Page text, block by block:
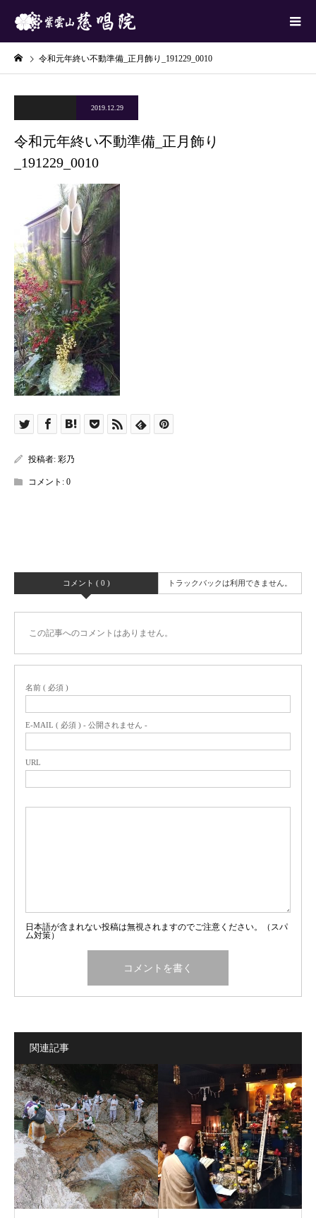
令和元年終い不動準備_正月飾り_191229_0010
2019.12.29
令和元年終い不動準備_正月飾り
_191229_0010
投稿者: 彩乃
コメント: 0
コメント ( 0 ) トラックバックは利用できません。
この記事へのコメントはありません。
名前 ( 必須 )
E-MAIL ( 必須 ) - 公開されません -
URL
日本語が含まれない投稿は無視されますのでご注意ください。（スパ
ム対策）
関連記事